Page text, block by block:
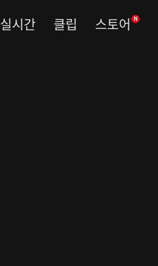
실시간 클립 스토어 N